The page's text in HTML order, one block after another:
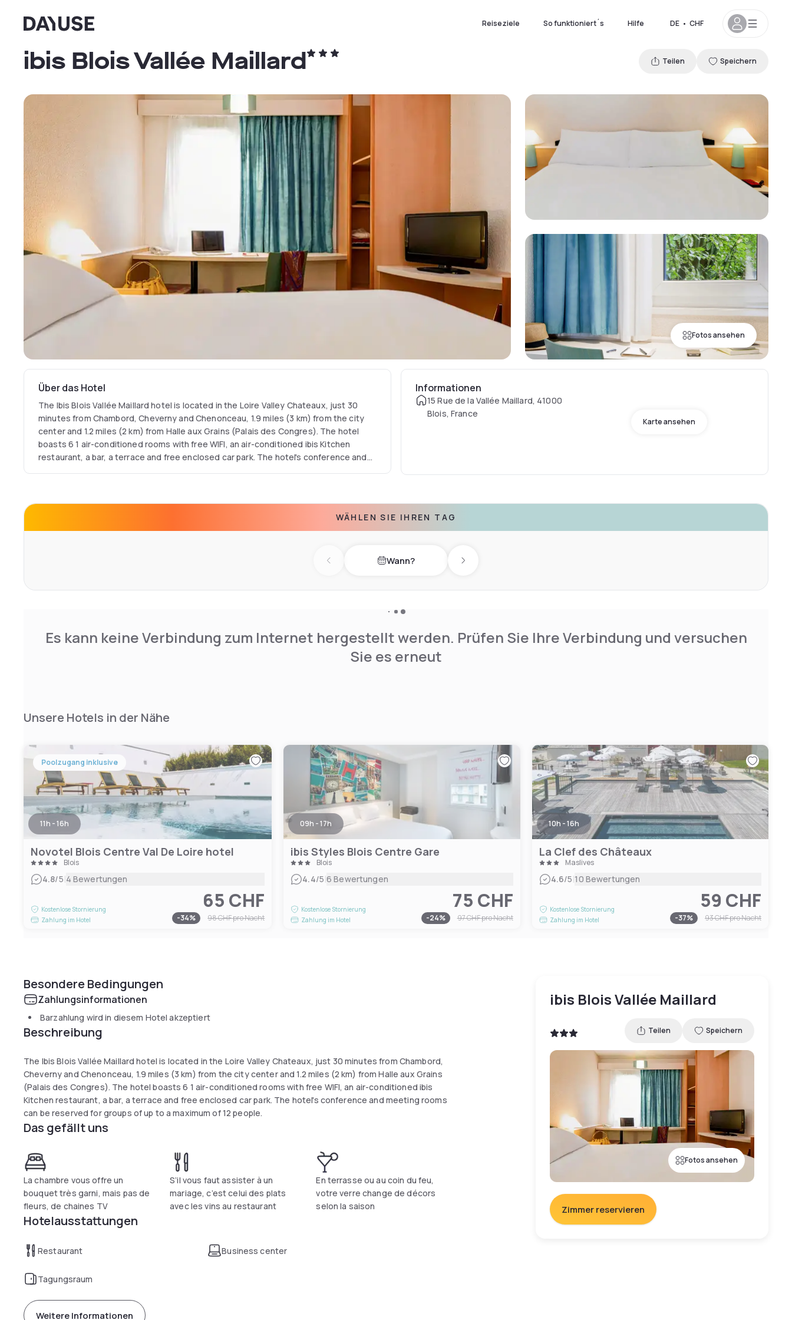
Dayuse Reiseziele So funktioniert´s Hilfe DE • CHF
Fotos ansehen
ibis Blois Vallée Maillard Teilen Speichern
Über das Hotel
The Ibis Blois Vallée Maillard hotel is located in the Loire Valley Chateaux, just 30
minutes from Chambord, Cheverny and Chenonceau, 1.9 miles (3 km) from the city
center and 1.2 miles (2 km) from Halle aux Grains (Palais des Congres). The hotel
boasts 6 1 air-conditioned rooms with free WIFI, an air-conditioned ibis Kitchen
restaurant, a bar, a terrace and free enclosed car park. The hotel's conference and
Informationen
15 Rue de la Vallée Maillard, 41000
Blois, France
Karte ansehen
WÄHLEN SIE IHREN TAG
Previous day Wann? Next day
Es kann keine Verbindung zum Internet hergestellt werden. Prüfen Sie Ihre Verbindung und versuchen
Sie es erneut
Unsere Hotels in der Nähe
Poolzugang inklusive
11h - 16h
Novotel Blois Centre Val De Loire hotel
Blois
4.8/5|4 Bewertungen
Kostenlose Stornierung
Zahlung im Hotel
65 CHF
-34% 98 CHFpro Nacht
09h - 17h
ibis Styles Blois Centre Gare
Blois
4.4/5|6 Bewertungen
Kostenlose Stornierung
Zahlung im Hotel
75 CHF
-24% 97 CHFpro Nacht
10h - 16h
La Clef des Châteaux
Maslives
4.6/5|10 Bewertungen
Kostenlose Stornierung
Zahlung im Hotel
59 CHF
-37% 93 CHFpro Nacht
Besondere Bedingungen
Zahlungsinformationen
Barzahlung wird in diesem Hotel akzeptiert
Beschreibung
The Ibis Blois Vallée Maillard hotel is located in the Loire Valley Chateaux, just 30 minutes from Chambord,
Cheverny and Chenonceau, 1.9 miles (3 km) from the city center and 1.2 miles (2 km) from Halle aux Grains
(Palais des Congres). The hotel boasts 6 1 air-conditioned rooms with free WIFI, an air-conditioned ibis
Kitchen restaurant, a bar, a terrace and free enclosed car park. The hotel's conference and meeting rooms
can be reserved for groups of up to a maximum of 12 people.
Das gefällt uns
La chambre vous offre un
bouquet très garni, mais pas de
fleurs, de chaines TV
S’il vous faut assister à un
mariage, c’est celui des plats
avec les vins au restaurant
En terrasse ou au coin du feu,
votre verre change de décors
selon la saison
Hotelausstattungen
Restaurant Business center
Tagungsraum
Weitere Informationen
ibis Blois Vallée Maillard
Teilen Speichern
Fotos ansehen
Zimmer reservieren